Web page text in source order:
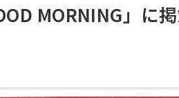
MORNING」に